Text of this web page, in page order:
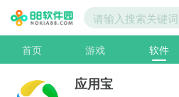
首页 游戏 软件
应用宝